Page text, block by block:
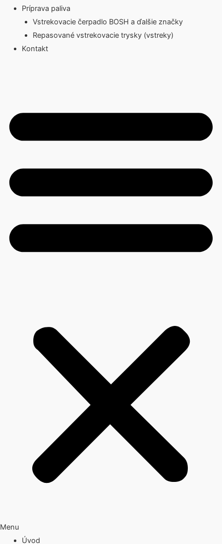
Príprava paliva
Vstrekovacie čerpadlo BOSH a ďalšie značky
Repasované vstrekovacie trysky (vstreky)
Kontakt
Menu
Úvod